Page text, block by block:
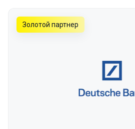
Золотой партнер